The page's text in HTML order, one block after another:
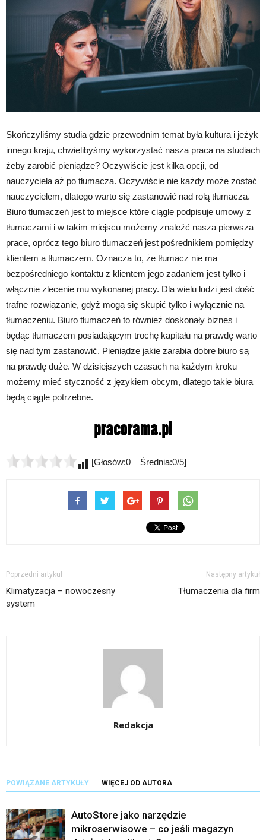
Skończyliśmy studia gdzie przewodnim temat była kultura i jeżyk
innego kraju, chwielibyśmy wykorzystać nasza praca na studiach
żeby zarobić pieniądze? Oczywiście jest kilka opcji, od
nauczyciela aż po tłumacza. Oczywiście nie każdy może zostać
nauczycielem, dlatego warto się zastanowić nad rolą tłumacza.
Biuro tłumaczeń jest to miejsce które ciągle podpisuje umowy z
tłumaczami i w takim miejscu możemy znaleźć nasza pierwsza
prace, oprócz tego biuro tłumaczeń jest pośrednikiem pomiędzy
klientem a tłumaczem. Oznacza to, że tłumacz nie ma
bezpośredniego kontaktu z klientem jego zadaniem jest tylko i
włącznie zlecenie mu wykonanej pracy. Dla wielu ludzi jest dość
trafne rozwiązanie, gdyż mogą się skupić tylko i wyłącznie na
tłumaczeniu. Biuro tłumaczeń to również doskonały biznes i
będąc tłumaczem posiadającym trochę kapitału na prawdę warto
się nad tym zastanowić. Pieniądze jakie zarabia dobre biuro są
na prawdę duże. W dzisiejszych czasach na każdym kroku
możemy mieć styczność z językiem obcym, dlatego takie biura
będą ciągle potrzebne.
[Głosów:0 Średnia:0/5]
Poprzedni artykuł
Klimatyzacja – nowoczesny
system
Następny artykuł
Tłumaczenia dla firm
Redakcja
POWIĄZANE ARTYKUŁY WIĘCEJ OD AUTORA
AutoStore jako narzędzie
mikroserwisowe – co jeśli magazyn